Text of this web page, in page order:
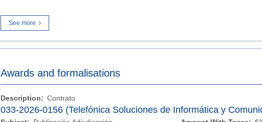
See more
Awards and formalisations
033-2026-0156 (Telefónica Soluciones de Informática y
Description: Contrato